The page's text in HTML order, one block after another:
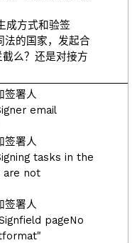
成方式和验签
法的国家，发起合
么？还是对接方
签署人
email
签署人
tasks in the
are not
签署人
pageNo